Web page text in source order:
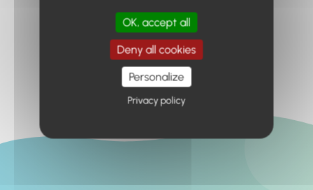
Retour à l'accueil
OK, accept all
Deny all cookies
Personalize
Privacy policy